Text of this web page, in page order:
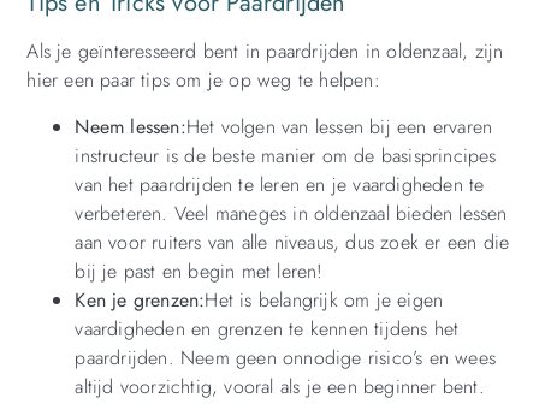
Als je geïnteresseerd bent in paardrijden in oldenzaal, zijn
hier een paar tips om je op weg te helpen:
Neem lessen:Het volgen van lessen bij een ervaren
instructeur is de beste manier om de basisprincipes
van het paardrijden te leren en je vaardigheden te
verbeteren. Veel maneges in oldenzaal bieden lessen
aan voor ruiters van alle niveaus, dus zoek er een die
bij je past en begin met leren!
Ken je grenzen:Het is belangrijk om je eigen
vaardigheden en grenzen te kennen tijdens het
paardrijden. Neem geen onnodige risico’s en wees
altijd voorzichtig, vooral als je een beginner bent.